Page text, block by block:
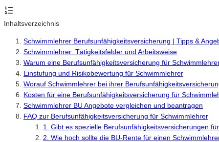
Inhaltsverzeichnis
Schwimmlehrer Berufsunfähigkeitsversicherung | Tipps &
Schwimmlehrer: Tätigkeitsfelder und Arbeitsweise
Warum eine Berufsunfähigkeitsversicherung für
Einstufung und Risikobewertung für Schwimmlehrer
Worauf Schwimmlehrer bei ihrer
Kosten für eine Berufsunfähigkeitsversicherung für
Schwimmlehrer BU Angebote vergleichen und beantragen
FAQ zur Berufsunfähigkeitsversicherung für Schwimmlehrer
1. Gibt es spezielle Berufsunfähigkeitsversicherungen
2. Wie hoch sollte die BU-Rente für einen